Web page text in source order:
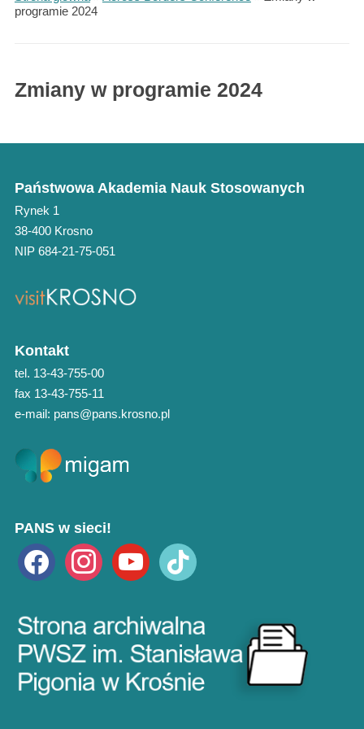
programie 2024
Zmiany w programie 2024
Państwowa Akademia Nauk Stosowanych
Rynek 1
38-400 Krosno
NIP 684-21-75-051
Kontakt
tel. 13-43-755-00
fax 13-43-755-11
e-mail: pans@pans.krosno.pl
PANS w sieci!
facebook instagramyoutube tiktok